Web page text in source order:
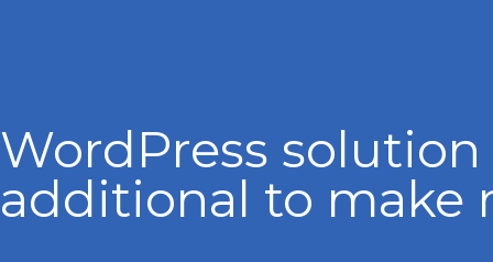
WordPress solution
additional to make